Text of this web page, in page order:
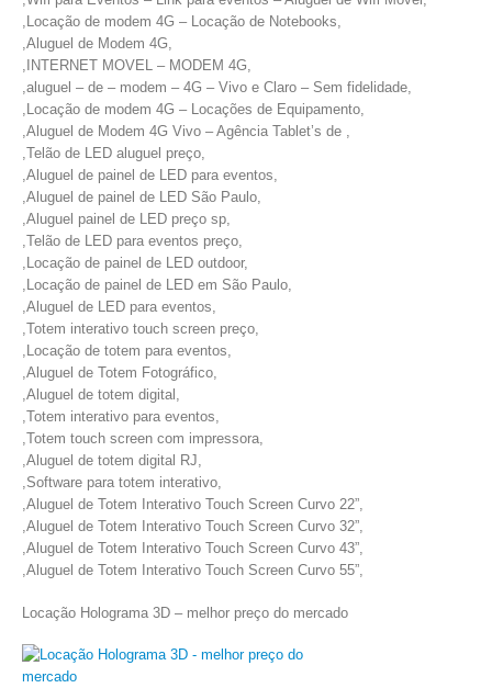
,Locação de modem 4G – Locação de Notebooks,
,Aluguel de Modem 4G,
,INTERNET MOVEL – MODEM 4G,
,aluguel – de – modem – 4G – Vivo e Claro – Sem fidelidade,
,Locação de modem 4G – Locações de Equipamento,
,Aluguel de Modem 4G Vivo – Agência Tablet’s de ,
,Telão de LED aluguel preço,
,Aluguel de painel de LED para eventos,
,Aluguel de painel de LED São Paulo,
,Aluguel painel de LED preço sp,
,Telão de LED para eventos preço,
,Locação de painel de LED outdoor,
,Locação de painel de LED em São Paulo,
,Aluguel de LED para eventos,
,Totem interativo touch screen preço,
,Locação de totem para eventos,
,Aluguel de Totem Fotográfico,
,Aluguel de totem digital,
,Totem interativo para eventos,
,Totem touch screen com impressora,
,Aluguel de totem digital RJ,
,Software para totem interativo,
,Aluguel de Totem Interativo Touch Screen Curvo 22”,
,Aluguel de Totem Interativo Touch Screen Curvo 32”,
,Aluguel de Totem Interativo Touch Screen Curvo 43”,
,Aluguel de Totem Interativo Touch Screen Curvo 55”,
Locação Holograma 3D – melhor preço do mercado